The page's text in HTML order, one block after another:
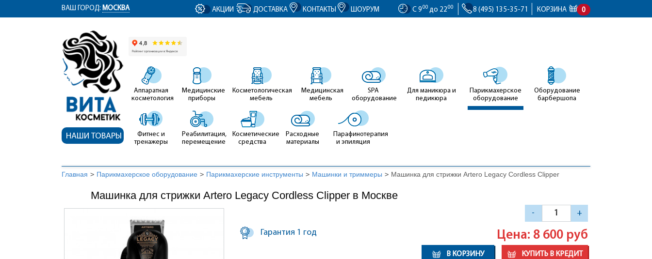
ym(12767704, 'getClientID', function(clientID) { document.getElementById('clientID').value = clientID; });
ВАШ ГОРОД: МОСКВА АКЦИИ ДОСТАВКА КОНТАКТЫ ШОУРУМ С 900 до 2200 8 (495) 135-35-71 КОРЗИНА 0
НАШИ ТОВАРЫ
Аппаратная
косметология
Медицинские
приборы
Косметологическая
мебель
Медицинская
мебель
SPA
оборудование
Для маникюра и
педикюра
Парикмахерское
оборудование
Оборудование
барбершопа
Фитнес и
тренажеры
Реабилитация,
перемещение
Косметические
средства
Расходные
материалы
Парафинотерапия
и эпиляция
Главная > Парикмахерское оборудование > Парикмахерские инструменты > Машинки и триммеры > Машинка для стрижки Artero Legacy Cordless Clipper
Машинка для стрижки Artero Legacy Cordless Clipper в Москве
- +
Гарантия 1 год Цена: 8 600 руб
В КОРЗИНУ КУПИТЬ В КРЕДИТ